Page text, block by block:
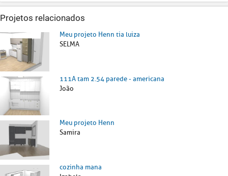
Projetos relacionados
Meu projeto Henn tia luiza
SELMA
111A tam 2.54 parede - americana
João
Meu projeto Henn
Samira
cozinha mana